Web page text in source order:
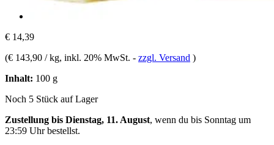
€ 14,39
(€ 143,90 / kg, inkl. 20% MwSt. - zzgl. Versand )
Inhalt: 100 g
Noch 5 Stück auf Lager
Zustellung bis Dienstag, 11. August, wenn du bis Sonntag um
23:59 Uhrbestellst.